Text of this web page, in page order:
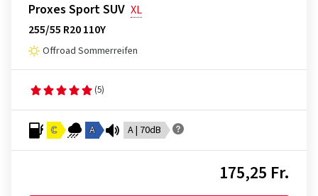
Proxes Sport SUV XL
255/55 R20 110Y
Offroad Sommerreifen
(5)
C A A | 70dB
175,25 Fr.